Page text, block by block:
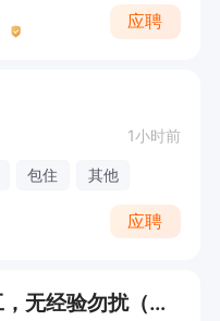
应聘
1小时前
包住 其他
应聘
纸箱厂熟练工 要求熟练工，无经验勿扰（投递后请直接电话联系）